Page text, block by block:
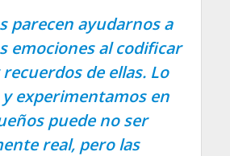
parecen ayudarnos a
emociones al codificar
de ellas. Lo
experimentamos en
puede no ser
real, pero las